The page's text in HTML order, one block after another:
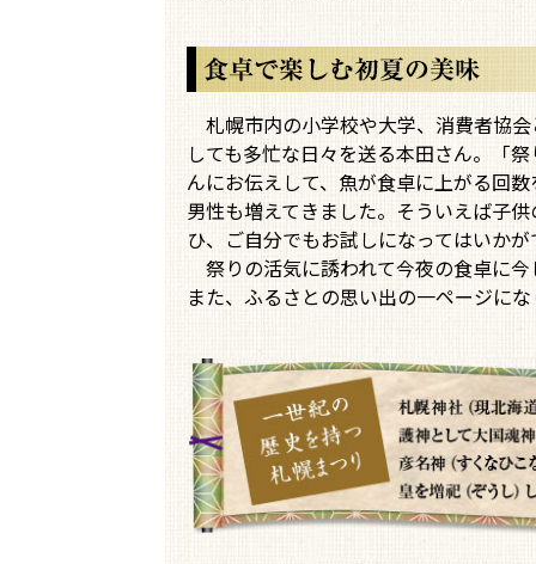
札幌市内の小学校や大学、消費者協
しても多忙な日々を送る本田さん。「
んにお伝えして、魚が食卓に上がる回
男性も増えてきました。そういえば子
ひ、ご自分でもお試しになってはいか
祭りの活気に誘われて今夜の食卓に
また、ふるさとの思い出の一ページに